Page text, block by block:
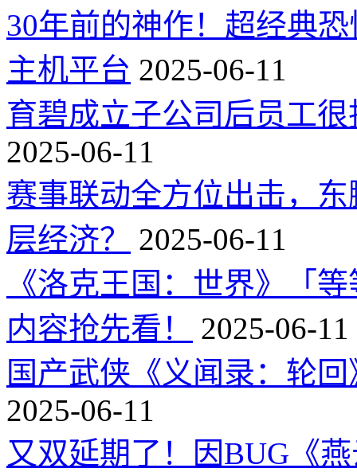
30年前的神作！超经典
主机平台 2025-06-11
育碧成立子公司后员工
2025-06-11
赛事联动全方位出击，
层经济？
2025-06-11
《洛克王国：世界》「
内容抢先看！
2025-06-11
国产武侠《义闻录：轮
2025-06-11
又双延期了！因BUG《